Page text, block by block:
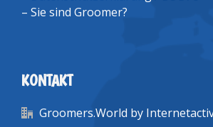
– Sie sind Groomer?
KONTAKT
Groomers.World by